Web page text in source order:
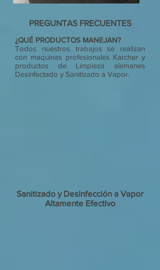
¿QUÉ PRODUCTOS MANEJAN?
Todos nuestros trabajos se realizan
con maquinas profesionales Karcher y
productos de Limpieza alemanes
Desinfectado y Sanitizado a Vapor.
Sanitizado y Desinfección a Vapor
Altamente Efectivo
PREGUNTAS FRECUENTES